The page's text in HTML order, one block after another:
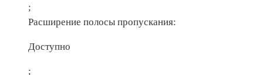
;
Расширение полосы пропускания:
Доступно
;